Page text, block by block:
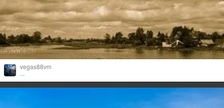
vegas88vm
...